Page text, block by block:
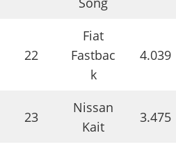
22
Fiat
Fastbac
k
4.039
23
Nissan
Kait
3.475